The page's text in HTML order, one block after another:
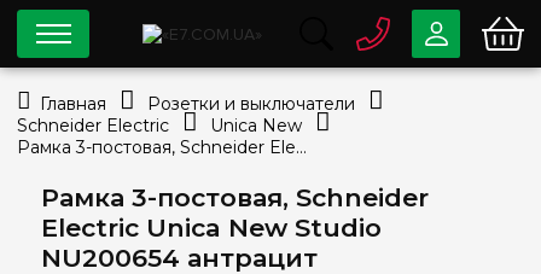
Рамка 3-постовая, Schneider
Electric Unica New Studio
NU200654 антрацит
0 80033-63-07
info@e7.com.ua
334-79-78
Viber Telegram
Главная
Розетки и выключатели
Schneider Electric
Unica New
Рамка 3-постовая, Schneider Electric Unica New Studio NU200654 антрацит